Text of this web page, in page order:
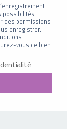
possibilités.
des permissions
enregistrer,
vous de bien